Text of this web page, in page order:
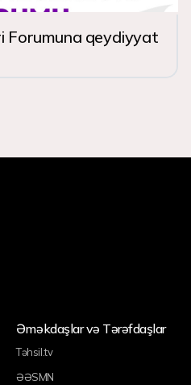
Forumuna qeydiyyat
Əməkdaşlar və Tərəfdaşlar
Təhsil.tv
ƏƏSMN